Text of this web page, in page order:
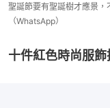
聖誕節要有聖誕樹才應景，
（WhatsApp）
十件紅色時尚服飾